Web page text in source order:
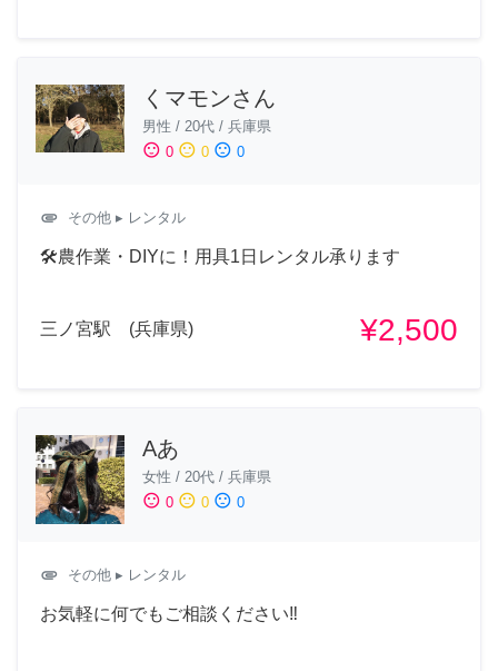
くマモンさん
男性 / 20代 / 兵庫県
sentiment_satisfied 0 sentiment_neutral 0 sentiment_dissatisfied 0
attachment その他 ▸ レンタル
🛠️農作業・DIYに！用具1日レンタル承ります
三ノ宮駅 (兵庫県) ¥2,500
Aあ
女性 / 20代 / 兵庫県
sentiment_satisfied 0 sentiment_neutral 0 sentiment_dissatisfied 0
attachment その他 ▸ レンタル
お気軽に何でもご相談ください‼︎